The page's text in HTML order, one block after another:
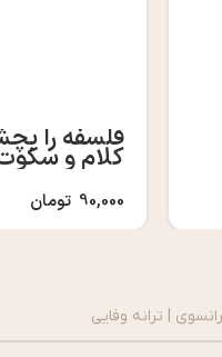
فلسفه را
کلام و
90,000 تومان
| ترانه وفایی